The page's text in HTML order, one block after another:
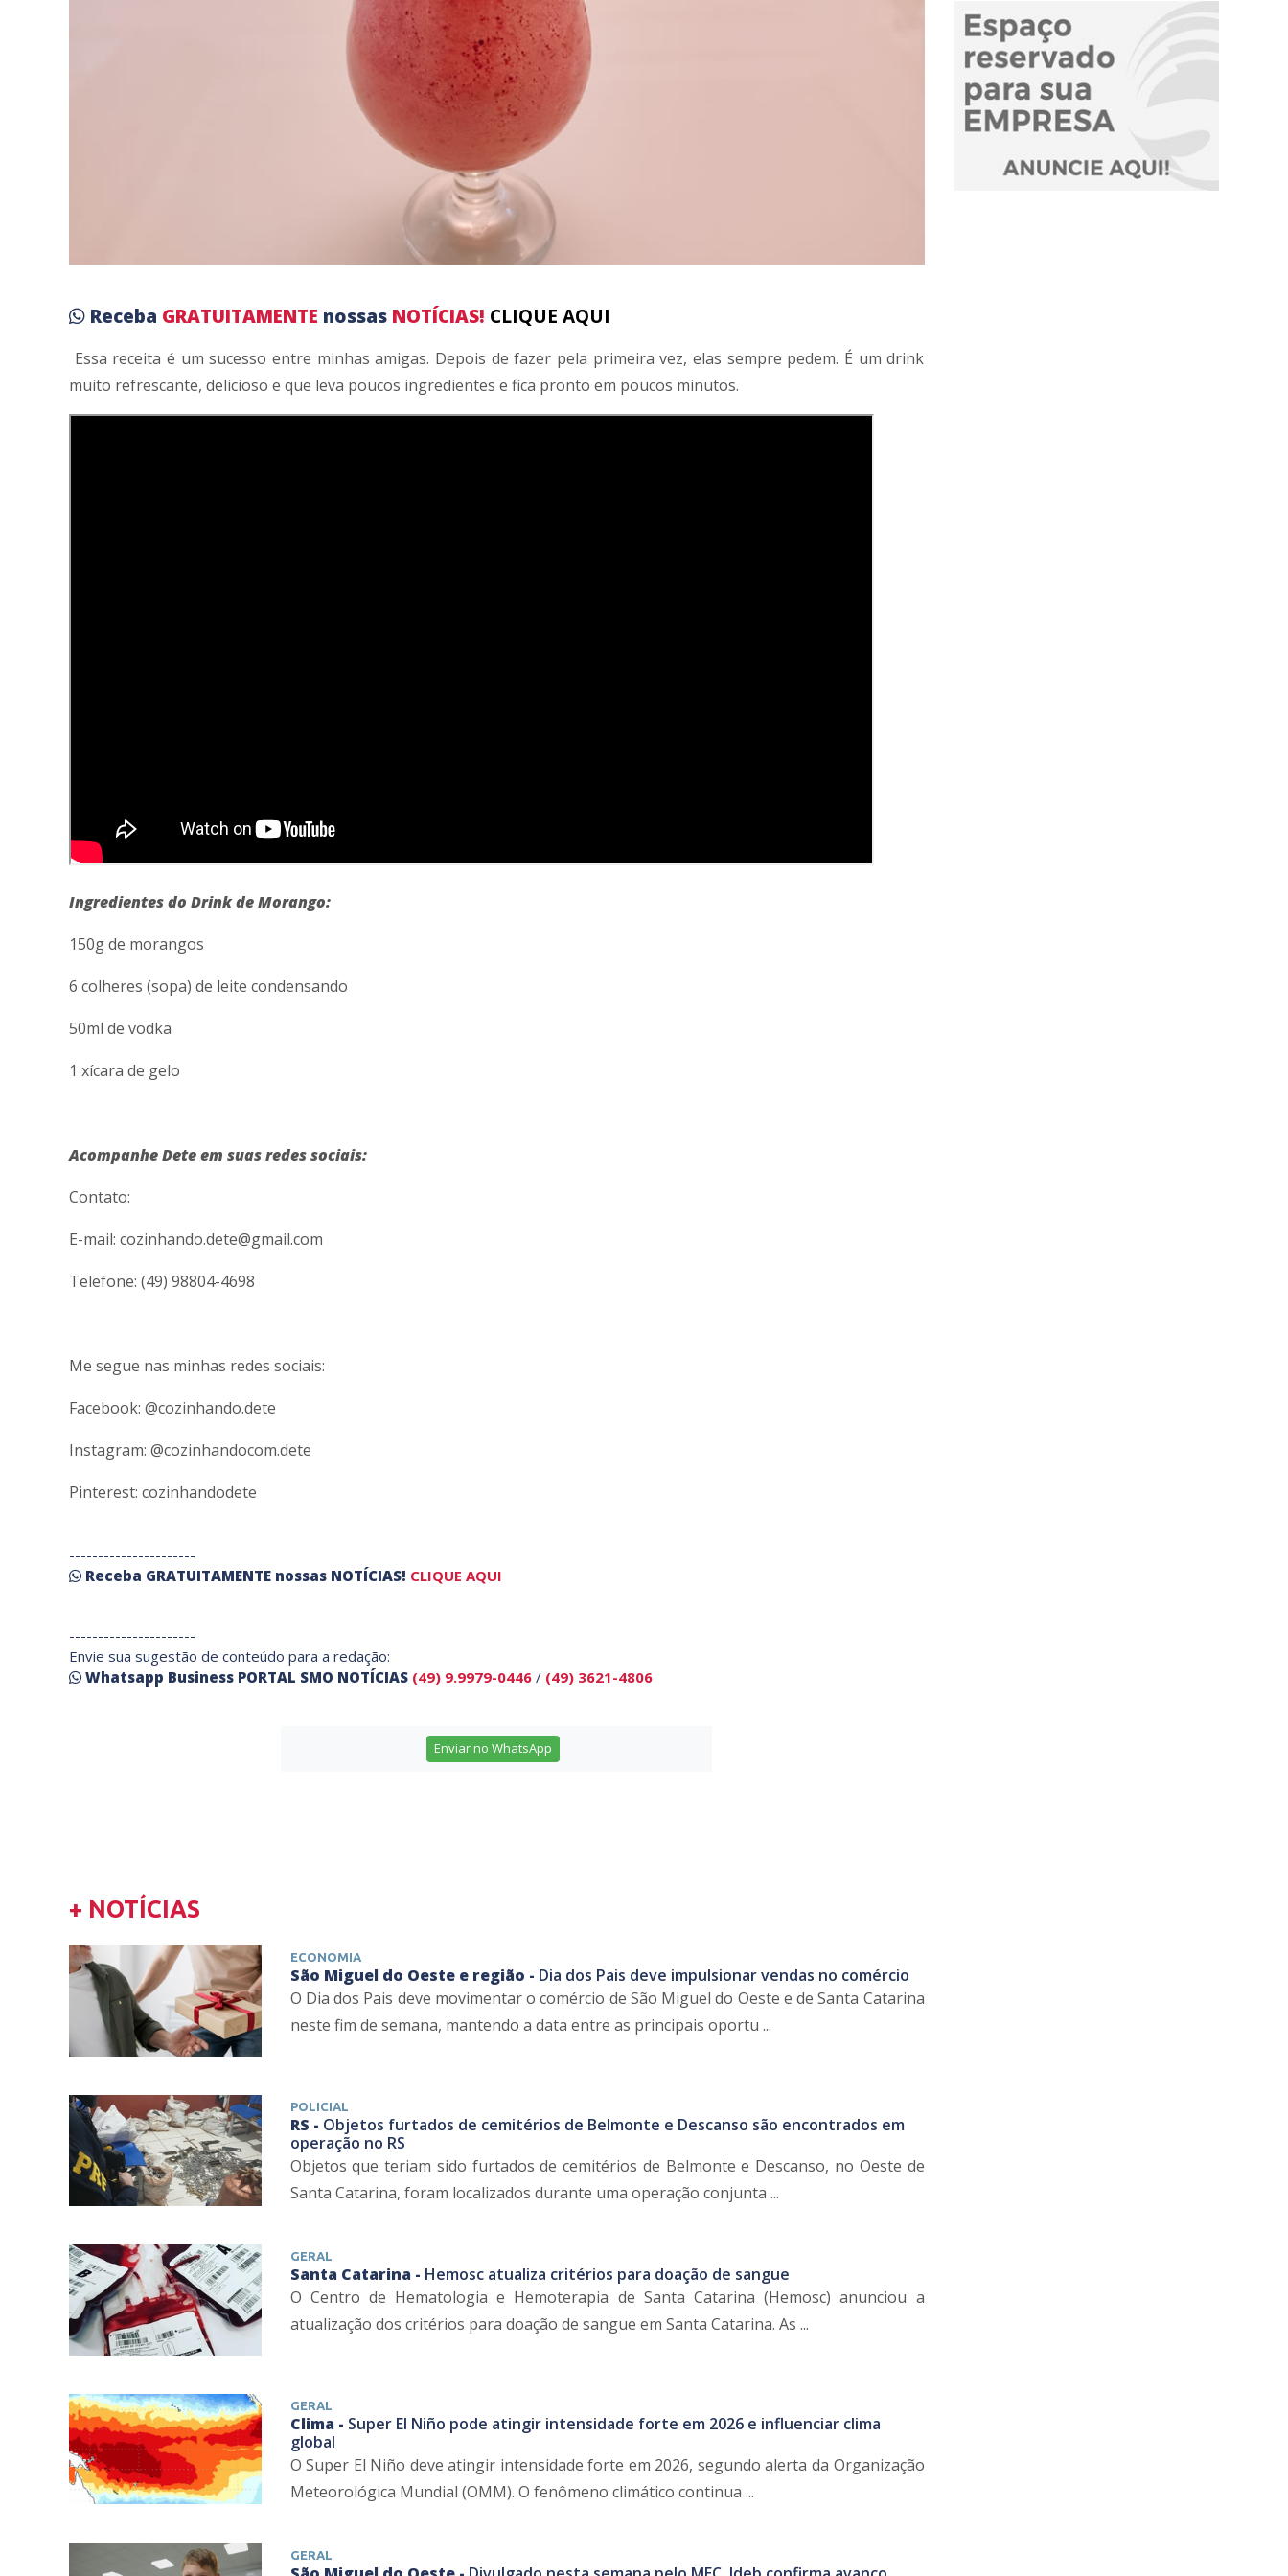
Receba GRATUITAMENTE nossas NOTÍCIAS! CLIQUE AQUI
Essa receita é um sucesso entre minhas amigas. Depois de fazer pela primeira vez, elas sempre pedem. É um drink
muito refrescante, delicioso e que leva poucos ingredientes e fica pronto em poucos minutos.
Ingredientes do Drink de Morango:
150g de morangos
6 colheres (sopa) de leite condensando
50ml de vodka
1 xícara de gelo
Acompanhe Dete em suas redes sociais:
Contato:
E-mail: cozinhando.dete@gmail.com
Telefone: (49) 98804-4698
Me segue nas minhas redes sociais:
Facebook: @cozinhando.dete
Instagram: @cozinhandocom.dete
Pinterest: cozinhandodete
----------------------
Receba GRATUITAMENTE nossas NOTÍCIAS! CLIQUE AQUI
----------------------
Envie sua sugestão de conteúdo para a redação:
Whatsapp Business PORTAL SMO NOTÍCIAS (49) 9.9979-0446 / (49) 3621-4806
Enviar no WhatsApp
+ NOTÍCIAS
ECONOMIA
São Miguel do Oeste e região - Dia dos Pais deve impulsionar vendas no comércio
O Dia dos Pais deve movimentar o comércio de São Miguel do Oeste e de Santa Catarina
neste fim de semana, mantendo a data entre as principais oportu ...
POLICIAL
RS - Objetos furtados de cemitérios de Belmonte e Descanso são encontrados em
operação no RS
Objetos que teriam sido furtados de cemitérios de Belmonte e Descanso, no Oeste de
Santa Catarina, foram localizados durante uma operação conjunta ...
GERAL
Santa Catarina - Hemosc atualiza critérios para doação de sangue
O Centro de Hematologia e Hemoterapia de Santa Catarina (Hemosc) anunciou a
atualização dos critérios para doação de sangue em Santa Catarina. As ...
GERAL
Clima - Super El Niño pode atingir intensidade forte em 2026 e influenciar clima
global
O Super El Niño deve atingir intensidade forte em 2026, segundo alerta da Organização
Meteorológica Mundial (OMM). O fenômeno climático continua ...
GERAL